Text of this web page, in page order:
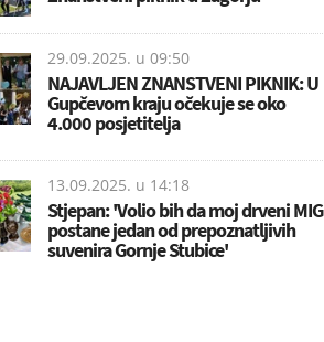
29.09.2025. u 09:50
NAJAVLJEN ZNANSTVENI PIKNIK: U
Gupčevom kraju očekuje se oko
4.000 posjetitelja
13.09.2025. u 14:18
Stjepan: 'Volio bih da moj drveni MIG
postane jedan od prepoznatljivih
suvenira Gornje Stubice'